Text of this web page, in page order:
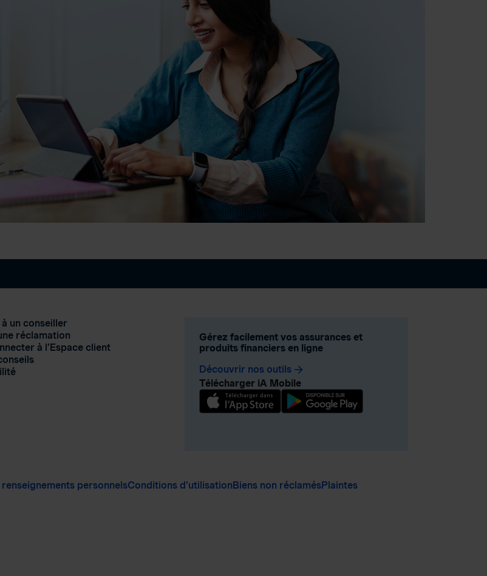
un conseiller
réclamation
à l’Espace client
Gérez facilement vos assurances et
produits financiers en ligne
Découvrir nos outils arrow_forward
Télécharger iA Mobile
personnelsConditions d’utilisationBiens non réclamésPlaintes